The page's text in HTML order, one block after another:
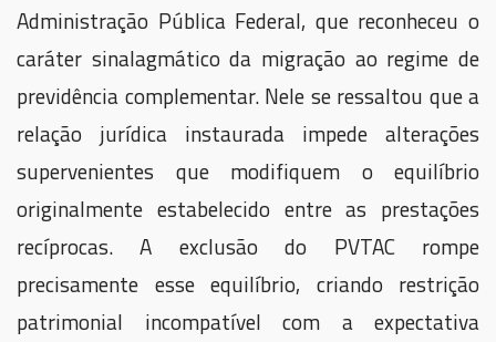
Administração Pública Federal, que reconheceu o
caráter sinalagmático da migração ao regime de
previdência complementar. Nele se ressaltou que a
relação jurídica instaurada impede alterações
supervenientes que modifiquem o equilíbrio
originalmente estabelecido entre as prestações
recíprocas. A exclusão do PVTAC rompe
precisamente esse equilíbrio, criando restrição
patrimonial incompatível com a expectativa